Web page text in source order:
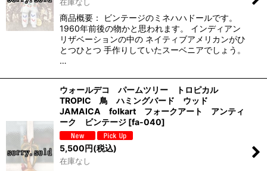
在庫なし
商品概要： ビンテージのミネハハドールです。
1960年前後の物かと思われます。 インディアン
リザベーションの中の ネイティブアメリカンがひ
とつひとつ 手作りしていたスーベニアでしょう。
…
ウォールデコ パームツリー トロピカル
TROPIC 鳥 ハミングバード ウッド
JAMAICA folkart フォークアート アンティ
ーク ビンテージ [fa-040]
5,500円(税込)
在庫なし